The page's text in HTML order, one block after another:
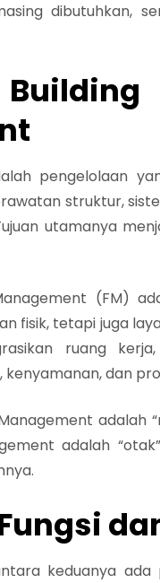
dibutuhkan,
pengelolaan
struktur,
utamanya
(FM)
fisik, tetapi juga
ruang
dan
adalah
adalah
keduanya